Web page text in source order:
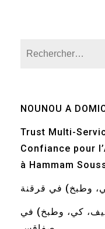
NOUNOU A
Trust Multi-
Confiance pour
à Hammam
وطبخ) في قرقنة
كي، وطبخ) في